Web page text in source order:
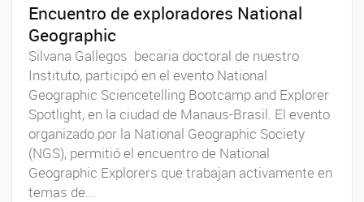
Encuentro de exploradores National
Geographic
Silvana Gallegos becaria doctoral de nuestro
Instituto, participó en el evento National
Geographic Sciencetelling Bootcamp and Explorer
Spotlight, en la ciudad de Manaus-Brasil. El evento
organizado por la National Geographic Society
(NGS), permitió el encuentro de National
Geographic Explorers que trabajan activamente en
temas de...